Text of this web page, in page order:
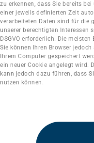
zu erkennen, dass Sie bereits bei
einer jeweils definierten Zeit
verarbeiteten Daten sind für die
unserer berechtigten Interessen
DSGVO erforderlich. Die meisten
Sie können Ihren Browser jedoch
Ihrem Computer gespeichert
ein neuer Cookie angelegt wird.
kann jedoch dazu führen, dass
nutzen können.